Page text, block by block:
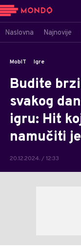
Naslovna Najnovije
MobIT Igre
Budite
svakog
igru: Hit
namučiti
20.12.2024. / 12:33